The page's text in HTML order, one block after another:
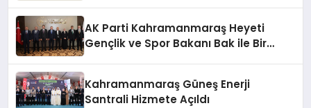
AK Parti Kahramanmaraş Heyeti
Gençlik ve Spor Bakanı Bak ile Bir
Kahramanmaraş Güneş Enerji
Santrali Hizmete Açıldı